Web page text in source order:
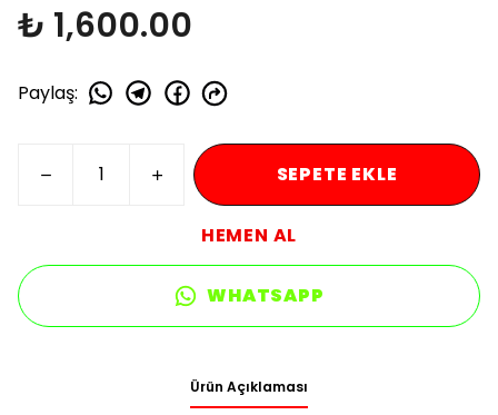
₺ 1,600.00
Paylaş:
SEPETE EKLE
HEMEN AL
WHATSAPP
Ürün Açıklaması